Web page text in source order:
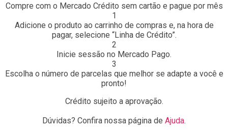
Compre com o Mercado Crédito sem cartão e pague por mês
1
Adicione o produto ao carrinho de compras e, na hora de
pagar, selecione “Linha de Crédito”.
2
Inicie sessão no Mercado Pago.
3
Escolha o número de parcelas que melhor se adapte a você e
pronto!
Crédito sujeito a aprovação.
Dúvidas? Confira nossa página de Ajuda.